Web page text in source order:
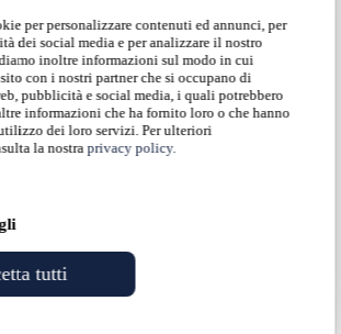
per personalizzare contenuti ed annunci, per
dei social media e per analizzare il nostro
inoltre informazioni sul modo in cui
con i nostri partner che si occupano di
pubblicità e social media, i quali potrebbero
informazioni che ha fornito loro o che hanno
dei loro servizi. Per ulteriori
la nostraprivacy policy.
tutti